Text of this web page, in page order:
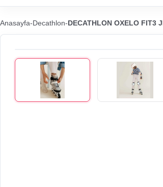
Anasayfa-Decathlon-DECATHLON OXELO FIT3